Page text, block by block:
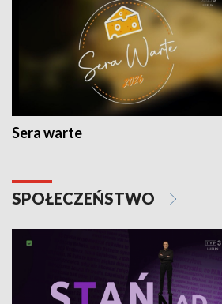
Sera warte
SPOŁECZEŃSTWO